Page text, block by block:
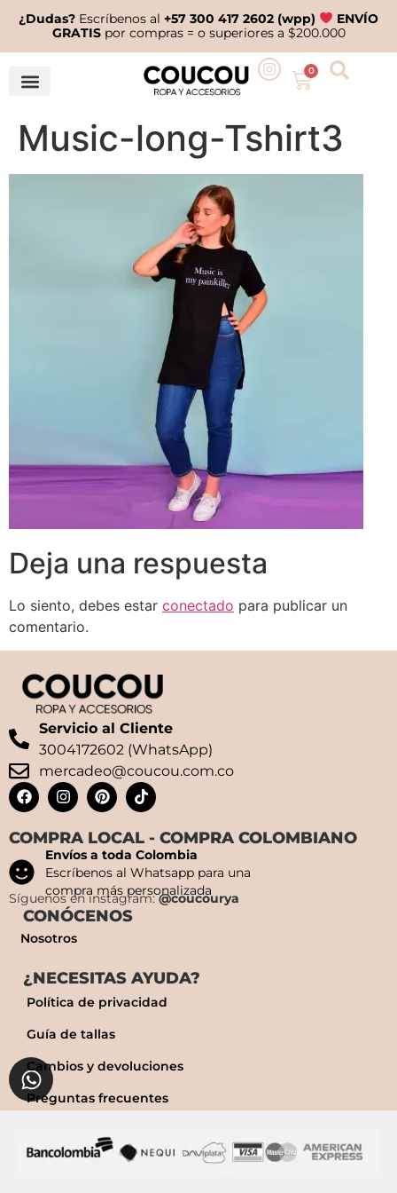
¿Dudas? Escríbenos al+57 300 417 2602 (wpp)
ENVÍO
GRATISpor compras = o superiores a $200.000
0
Music-long-Tshirt3
Deja una respuesta
Lo siento, debes estar conectado para publicar un
comentario.
Servicio al Cliente
3004172602 (WhatsApp)
mercadeo@coucou.com.co
COMPRA LOCAL - COMPRA COLOMBIANO
Envíos a toda Colombia
Escríbenos al Whatsapp para una
compra más personalizada
Síguenos en instagram:@coucourya
CONÓCENOS
Nosotros
¿NECESITAS AYUDA?
Política de privacidad
Guía de tallas
Cambios y devoluciones
Preguntas frecuentes